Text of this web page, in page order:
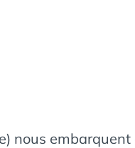
nous embarquent